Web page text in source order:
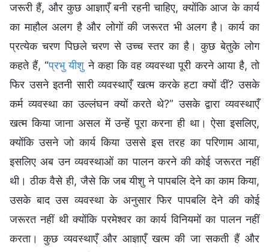
जरूरी हैं, और कुछ आज्ञाएँ बनी रहनी चाहिए, क्योंकि आज के कार्य
का माहौल अलग है और लोगों की जरूरत भी अलग है। कार्य का
प्रत्येक चरण पिछले चरण से उच्च स्तर का है। कुछ बेतुके लोग
कहते हैं, “प्रभु यीशु ने कहा कि वह व्यवस्था पूरी करने आया है, तो
फिर उसने इतनी सारी व्यवस्थाएँ खत्म करके हटा क्यों दीं? उसके
कर्म व्यवस्था का उल्लंघन क्यों करते थे?” उसके द्वारा व्यवस्थाएँ
खत्म किया जाना असल में उन्हें पूरा करना ही था। ऐसा इसलिए,
क्योंकि उसने जो कार्य किया उससे इस तरह का परिणाम आया,
इसलिए अब उन व्यवस्थाओं का पालन करने की कोई जरूरत नहीं
थी। ठीक वैसे ही, जैसे कि जब यीशु ने पापबलि देने का काम किया,
उसके बाद उस व्यवस्था के अनुसार फिर पापबलि देने की कोई
जरूरत नहीं थी क्योंकि परमेश्वर का कार्य विनियमों का पालन नहीं
करता। कुछ व्यवस्थाएँ और आज्ञाएँ खत्म की जा सकती हैं और